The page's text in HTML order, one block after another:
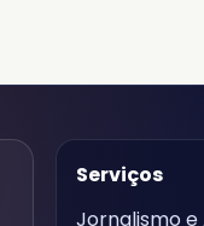
Serviços
Jornalismo e